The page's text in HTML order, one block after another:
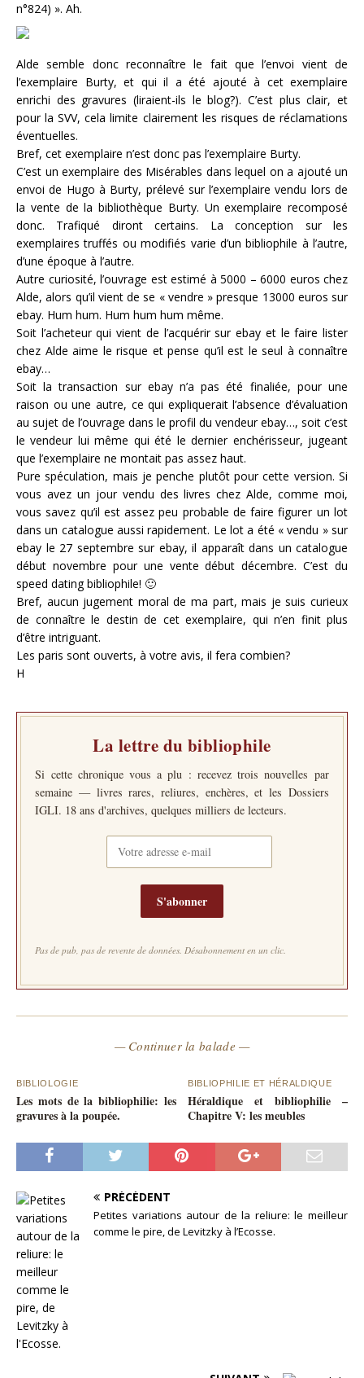
n°824) ». Ah.
Alde semble donc reconnaître le fait que l’envoi vient de
l’exemplaire Burty, et qui il a été ajouté à cet exemplaire
enrichi des gravures (liraient-ils le blog?). C’est plus clair, et
pour la SVV, cela limite clairement les risques de réclamations
éventuelles.
Bref, cet exemplaire n’est donc pas l’exemplaire Burty.
C’est un exemplaire des Misérables dans lequel on a ajouté un
envoi de Hugo à Burty, prélevé sur l’exemplaire vendu lors de
la vente de la bibliothèque Burty. Un exemplaire recomposé
donc. Trafiqué diront certains. La conception sur les
exemplaires truffés ou modifiés varie d’un bibliophile à l’autre,
d’une époque à l’autre.
Autre curiosité, l’ouvrage est estimé à 5000 – 6000 euros chez
Alde, alors qu’il vient de se « vendre » presque 13000 euros sur
ebay. Hum hum. Hum hum hum même.
Soit l’acheteur qui vient de l’acquérir sur ebay et le faire lister
chez Alde aime le risque et pense qu’il est le seul à connaître
ebay…
Soit la transaction sur ebay n’a pas été finaliée, pour une
raison ou une autre, ce qui expliquerait l’absence d’évaluation
au sujet de l’ouvrage dans le profil du vendeur ebay…, soit c’est
le vendeur lui même qui été le dernier enchérisseur, jugeant
que l’exemplaire ne montait pas assez haut.
Pure spéculation, mais je penche plutôt pour cette version. Si
vous avez un jour vendu des livres chez Alde, comme moi,
vous savez qu’il est assez peu probable de faire figurer un lot
dans un catalogue aussi rapidement. Le lot a été « vendu » sur
ebay le 27 septembre sur ebay, il apparaît dans un catalogue
début novembre pour une vente début décembre. C’est du
speed dating bibliophile! 🙂
Bref, aucun jugement moral de ma part, mais je suis curieux
de connaître le destin de cet exemplaire, qui n’en finit plus
d’être intriguant.
Les paris sont ouverts, à votre avis, il fera combien?
H
La lettre du bibliophile
Si cette chronique vous a plu : recevez trois nouvelles par
semaine — livres rares, reliures, enchères, et les Dossiers
IGLI. 18 ans d'archives, quelques milliers de lecteurs.
S'abonner
Pas de pub, pas de revente de données. Désabonnement en un clic.
— Continuer la balade —
BIBLIOLOGIE
Les mots de la bibliophilie: les
gravures à la poupée.
BIBLIOPHILIE ET HÉRALDIQUE
Héraldique et bibliophilie –
Chapitre V: les meubles
PRÉCÉDENT
Petites variations autour de la reliure: le meilleur
comme le pire, de Levitzky à l’Ecosse.